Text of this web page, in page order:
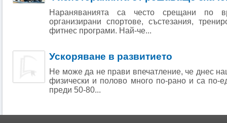
Нараняванията са често срещани по
организирани спортове, състезания,
фитнес програми. Най-че...
Ускоряване в развитието
Не може да не прави впечатление, че днес
физически и полово много по-рано и са по-
преди 50-80...